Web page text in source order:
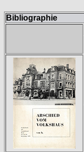
Bibliographie